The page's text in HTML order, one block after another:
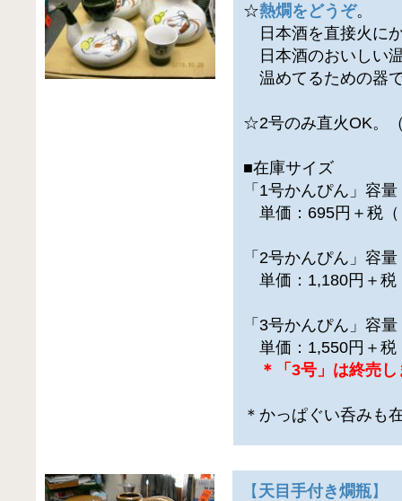
☆熱燗をどうぞ。
日本酒を直接火に
日本酒のおいしい
温めてるための器
☆2号のみ直火OK。
■在庫サイズ
「1号かんぴん」容
単価：695円＋税（
「2号かんぴん」容
単価：1,180円＋税
「3号かんぴん」容
単価：1,550円＋税
＊「3号」は終売
＊かっぱぐい呑みも
【 天目手付き燗瓶】